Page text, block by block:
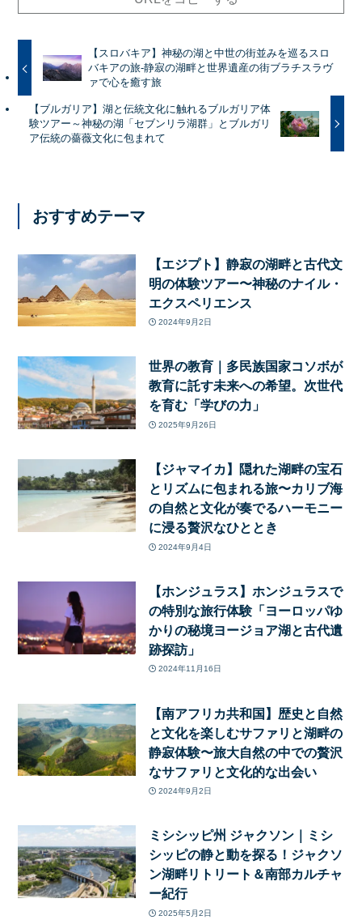
【スロバキア】神秘の湖と中世の街並みを巡るスロ
バキアの旅-静寂の湖畔と世界遺産の街ブラチスラヴ
ァで心を癒す旅
【ブルガリア】湖と伝統文化に触れるブルガリア体
験ツアー～神秘の湖「セブンリラ湖群」とブルガリ
ア伝統の薔薇文化に包まれて
おすすめテーマ
【エジプト】静寂の湖畔と古代文
明の体験ツアー〜神秘のナイル・
エクスペリエンス
2024年9月2日
世界の教育｜多民族国家コソボが
教育に託す未来への希望。次世代
を育む「学びの力」
2025年9月26日
【ジャマイカ】隠れた湖畔の宝石
とリズムに包まれる旅〜カリブ海
の自然と文化が奏でるハーモニー
に浸る贅沢なひととき
2024年9月4日
【ホンジュラス】ホンジュラスで
の特別な旅行体験「ヨーロッパゆ
かりの秘境ヨージョア湖と古代遺
跡探訪」
2024年11月16日
【南アフリカ共和国】歴史と自然
と文化を楽しむサファリと湖畔の
静寂体験〜旅大自然の中での贅沢
なサファリと文化的な出会い
2024年9月2日
ミシシッピ州 ジャクソン｜ミシ
シッピの静と動を探る！ジャクソ
ン湖畔リトリート＆南部カルチャ
ー紀行
2025年5月2日